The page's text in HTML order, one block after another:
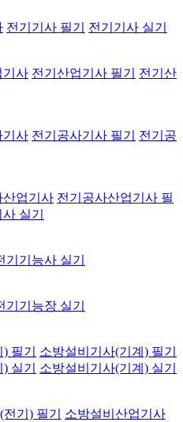
전기기사 필기 전기기사 실기
기사 전기산업기사 필기
전기산
기사 전기공사기사 필기
전기공
산업기사 전기공사산업기사 필
실기
기기능사 실기
기기능장 실기
필기
소방설비기사(기계) 필기
실기
소방설비기사(기계) 실기
기) 필기
소방설비산업기사